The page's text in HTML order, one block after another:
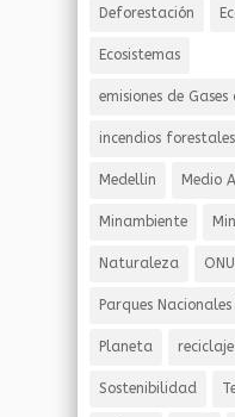
Deforestación
Ecosistemas
emisiones de
incendios forestales
Medellin Medio
Minambiente
Naturaleza ONU
Parques
Planeta reciclaje
Sostenibilidad